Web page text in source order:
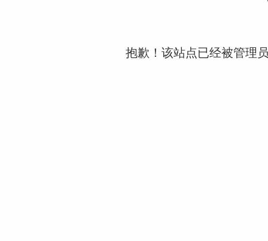
抱歉！该站点已经被管理